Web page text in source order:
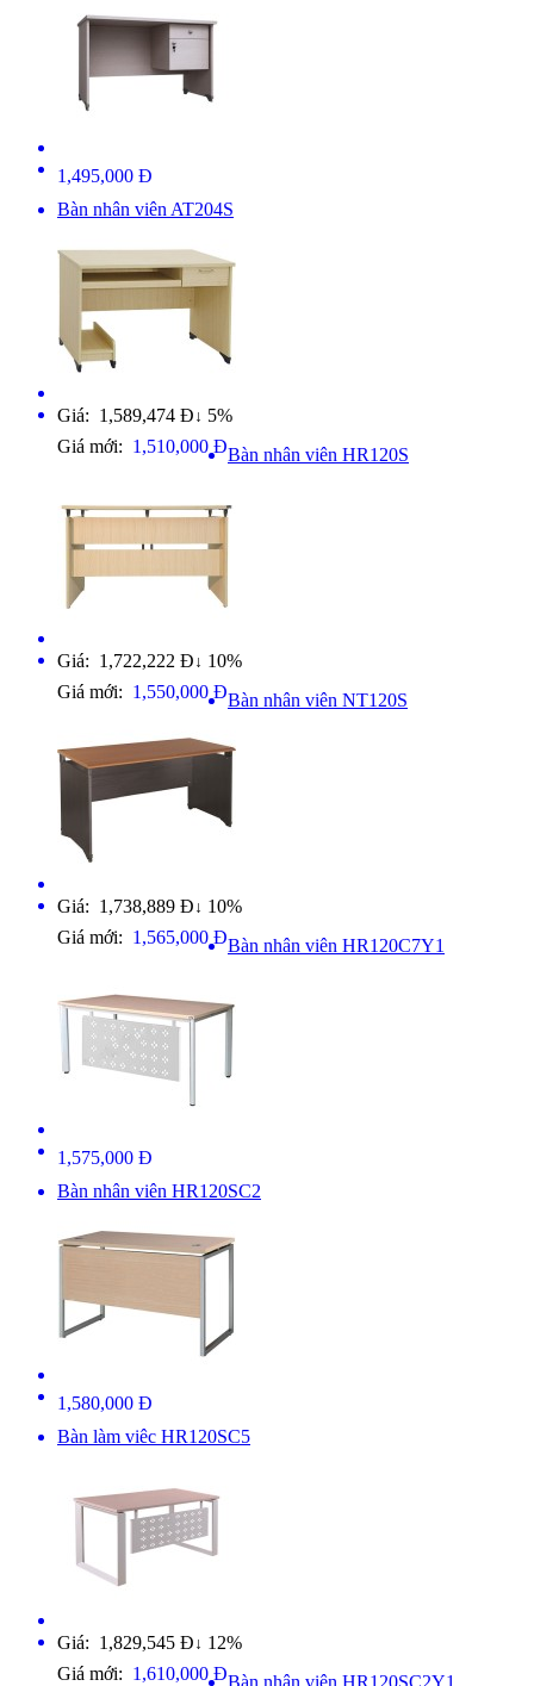
1,495,000 Đ
Bàn nhân viên AT204S
Giá: 1,589,474 Đ ↓ 5%
Giá mới: 1,510,000 ĐBàn nhân viên HR120S
Giá: 1,722,222 Đ ↓ 10%
Giá mới: 1,550,000 ĐBàn nhân viên NT120S
Giá: 1,738,889 Đ ↓ 10%
Giá mới: 1,565,000 ĐBàn nhân viên HR120C7Y1
1,575,000 Đ
Bàn nhân viên HR120SC2
1,580,000 Đ
Bàn làm viêc HR120SC5
Giá: 1,829,545 Đ ↓ 12%
Giá mới: 1,610,000 ĐBàn nhân viên HR120SC2Y1